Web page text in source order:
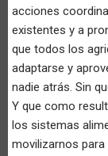
acciones
existentes y a
que todos los
adaptarse y
nadie atrás. Sin
Y que como
los sistemas
movilizarnos